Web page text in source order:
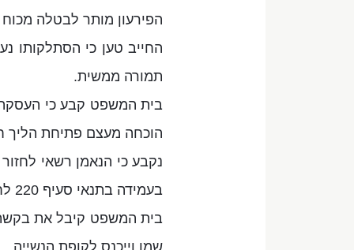
הפירעון מותר לבטלה מכוח סעיף 5(ג) לחוק המתנה וסעיף
החייב טען כי הסתלקותו
תמורה ממשית.
בית המשפט קבע כי
הוכחה מעצם פתיחת הליך
בעמידה בתנאי סעיף 220 לחוק חדלות פירעון.
בית המשפט קיבל את בקשת
שמו וייכנס לקופת הנשייה.